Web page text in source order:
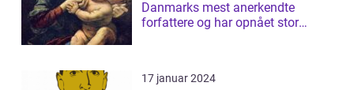
Danmarks mest anerkendte
forfattere og har opnået stor
17 januar 2024